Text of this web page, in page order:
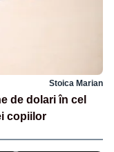
Stoica Marian
de dolari în cel
copiilor